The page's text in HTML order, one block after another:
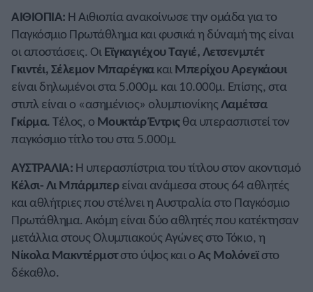
ΑΙΘΙΟΠΙΑ: Η Αιθιοπία ανακοίνωσε την ομάδα για το
Παγκόσμιο Πρωτάθλημα και φυσικά η δύναμή της είναι
οι αποστάσεις. ΟιΕϊγκαγιέχου Ταγιέ, Λετσενμπέτ
Γκιντέι, Σέλεμον ΜπαρέγκακαιΜπερίχου Αρεγκάουι
είναι δηλωμένοι στα 5.000μ. και 10.000μ. Επίσης, στα
στιπλ είναι ο «ασημένιος» ολυμπιονίκηςΛαμέτσα
Γκίρμα. Τέλος, ο Μουκτάρ Έντριςθα υπερασπιστεί τον
παγκόσμιο τίτλο του στα 5.000μ.
ΑΥΣΤΡΑΛΙΑ: Η υπερασπίστρια του τίτλου στον ακοντισμό
Κέλσι- Λι Μπάρμπερ είναι ανάμεσα στους 64 αθλητές
και αθλήτριες που στέλνει η Αυστραλία στο Παγκόσμιο
Πρωτάθλημα. Ακόμη είναι δύο αθλητές που κατέκτησαν
μετάλλια στους Ολυμπιακούς Αγώνες στο Τόκιο, η
Νίκολα Μακντέρμοτστο ύψος και οΑς Μολόνεϊστο
δέκαθλο.